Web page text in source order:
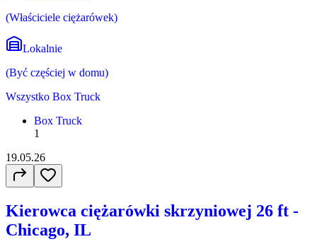
(Właściciele ciężarówek)
Lokalnie
(Być częściej w domu)
Wszystko Box Truck
Box Truck
1
19.05.26
Kierowca ciężarówki skrzyniowej 26 ft -
Chicago, IL